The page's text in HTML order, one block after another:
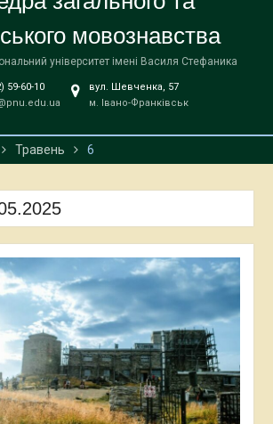
мовознавства
університет імені Василя Стефаника
59-60-10
вул. Шевченка, 57
м. Івано-Франківськ
Травень 6